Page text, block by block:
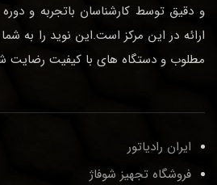
و دقیق توسط کارشناسان باتجربه و
ارائه در این مرکز است.این نوید را به
مطلوب و دستگاه های با کیفیت رضایت
ایران رادیاتور
فروشگاه تجهیز شوفاژ